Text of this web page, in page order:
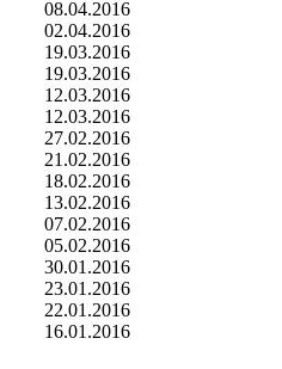
08.04.2016
02.04.2016
19.03.2016
19.03.2016
12.03.2016
12.03.2016
27.02.2016
21.02.2016
18.02.2016
13.02.2016
07.02.2016
05.02.2016
30.01.2016
23.01.2016
22.01.2016
16.01.2016